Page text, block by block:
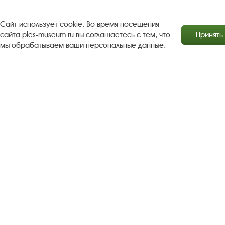
Пользовательское соглашение
Политика конфиденциальности
Сайт использует cookie. Во время посещения
сайта ples-museum.ru вы соглашаетесь с тем, что
мы обрабатываем ваши персональные данные.
Принять